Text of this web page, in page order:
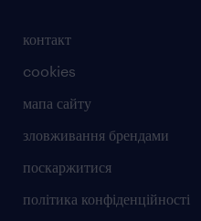
контакт
cookies
мапа сайту
зловживання брендами
поскаржитися
політика конфіденційності